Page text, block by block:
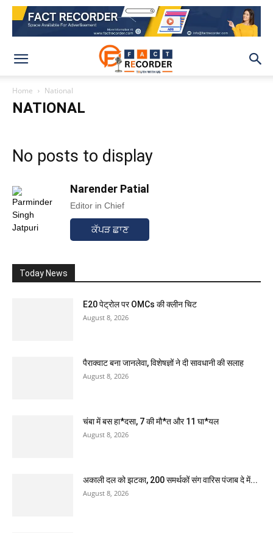
Home National
NATIONAL
No posts to display
Narender Patial
Editor in Chief
ਕੱਪੜ ਛਾਣ
Today News
E20 पेट्रोल पर OMCs की क्लीन चिट
August 8, 2026
पैराक्वाट बना जानलेवा, विशेषज्ञों ने दी सावधानी की सलाह
August 8, 2026
चंबा में बस हा*दसा, 7 की मौ*त और 11 घा*यल
August 8, 2026
अकाली दल को झटका, 200 समर्थकों संग वारिस पंजाब दे में...
August 8, 2026